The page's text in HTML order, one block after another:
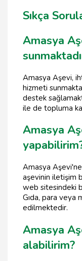
Sıkça
Amasya
Amasya Aşevi,
hizmeti
destek
ile de topluma
Amasya
Amasya
aşevinin iletişim
web sitesindeki
Gıda, para veya
edilmektedir.
Amasya
alabilirim?